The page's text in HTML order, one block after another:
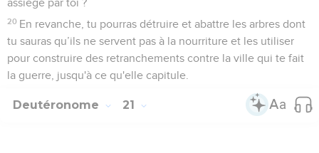
assiégé par toi ?
20 En revanche, tu pourras détruire et abattre les arbres dont
tu sauras qu’ils ne servent pas à la nourriture et les utiliser
pour construire des retranchements contre la ville qui te fait
la guerre, jusqu'à ce qu'elle capitule.
Deutéronome 21